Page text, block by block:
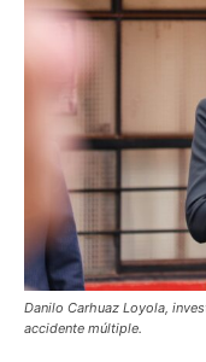
Danilo Carhuaz Loyola,
accidente múltiple.